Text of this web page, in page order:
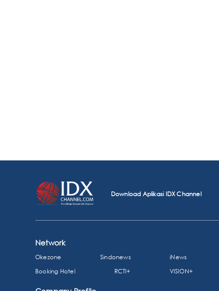
Download Aplikasi IDX Channel
Network
Okezone Sindonews iNews
Booking Hotel
RCTI+ VISION+